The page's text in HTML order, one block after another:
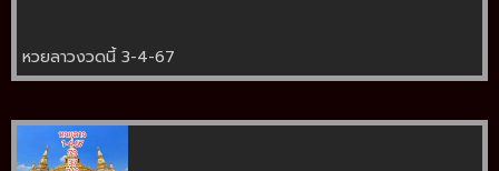
หวยลาวงวดนี้ 3-4-67